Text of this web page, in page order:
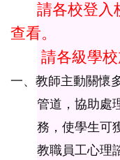
請各校登入
查看。
請各級學
一、教師主動關懷
管道，協助處
務，使學生可
教職員工心理